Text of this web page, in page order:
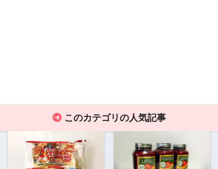
このカテゴリの人気記事